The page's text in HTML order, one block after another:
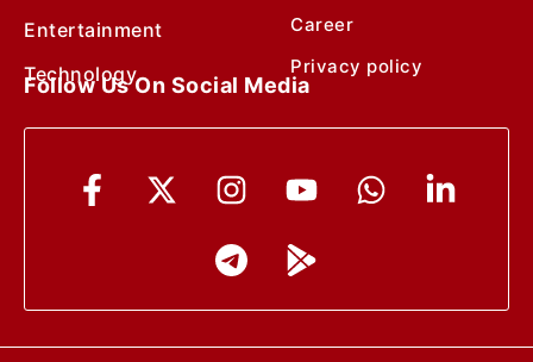
Entertainment
Technology
Career
Privacy policy
Follow Us On Social Media